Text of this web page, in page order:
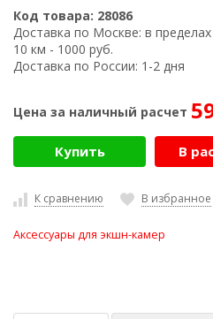
Код товара: 28086
Доставка по Москве: в
10 км - 1000 руб.
Доставка по России: 1-2 дня
Цена за наличный расчет
Купить В
К сравнению В избранное
Аксессуары для экшн-камер